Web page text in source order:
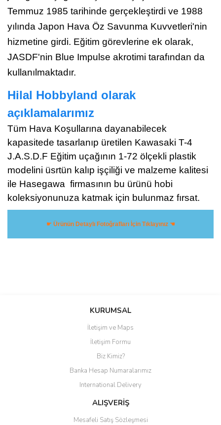
Temmuz 1985 tarihinde gerçekleştirdi ve 1988
yılında Japon Hava Öz Savunma Kuvvetleri'nin
hizmetine girdi. Eğitim görevlerine ek olarak,
JASDF'nin Blue Impulse akrotimi tarafından da
kullanılmaktadır.
Hilal Hobbyland olarak
açıklamalarımız
Tüm Hava Koşullarına dayanabilecek
kapasitede tasarlanıp üretilen Kawasaki T-4
J.A.S.D.F Eğitim uçağının 1-72 ölçekli plastik
modelini üsrtün kalıp işçiliği ve malzeme kalitesi
ile Hasegawa firmasının bu ürünü hobi
koleksiyonunuza katmak için bulunmaz fırsat.
☛ Ürünün Detaylı Fotoğrafları İçin Tıklayınız ☚
Yorum Yaz
KURUMSAL
İletişim ve Maps
İletişim Formu
Biz Kimiz?
Banka Hesap Numaralarımız
International Delivery
ALIŞVERİŞ
Mesafeli Satış Sözleşmesi